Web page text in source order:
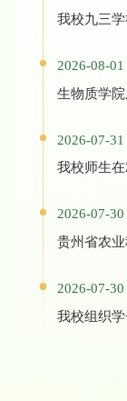
我校九三
2026-08-01
生物质学
2026-07-31
我校师生
2026-07-30
贵州省农
2026-07-30
我校组织